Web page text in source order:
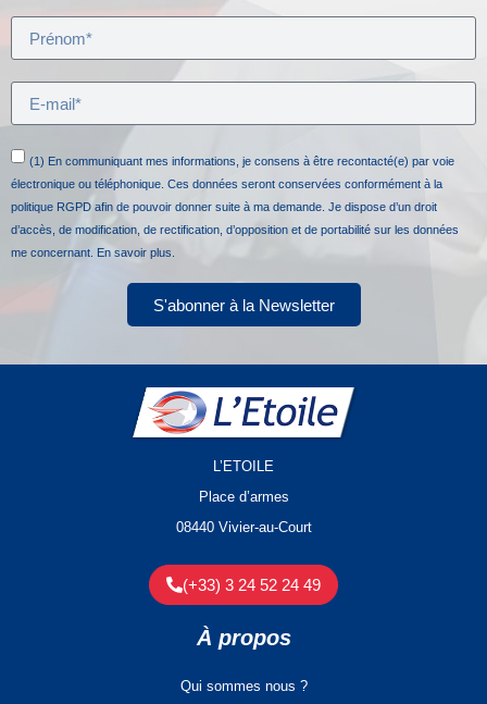
(1) En communiquant mes informations, je consens à être recontacté(e) par voie
électronique ou téléphonique. Ces données seront conservées conformément à la
politique RGPD afin de pouvoir donner suite à ma demande. Je dispose d’un droit
d’accès, de modification, de rectification, d’opposition et de portabilité sur les données
me concernant. En savoir plus.
S'abonner à la Newsletter
L’ETOILE
Place d’armes
08440 Vivier-au-Court
(+33) 3 24 52 24 49
À propos
Qui sommes nous ?